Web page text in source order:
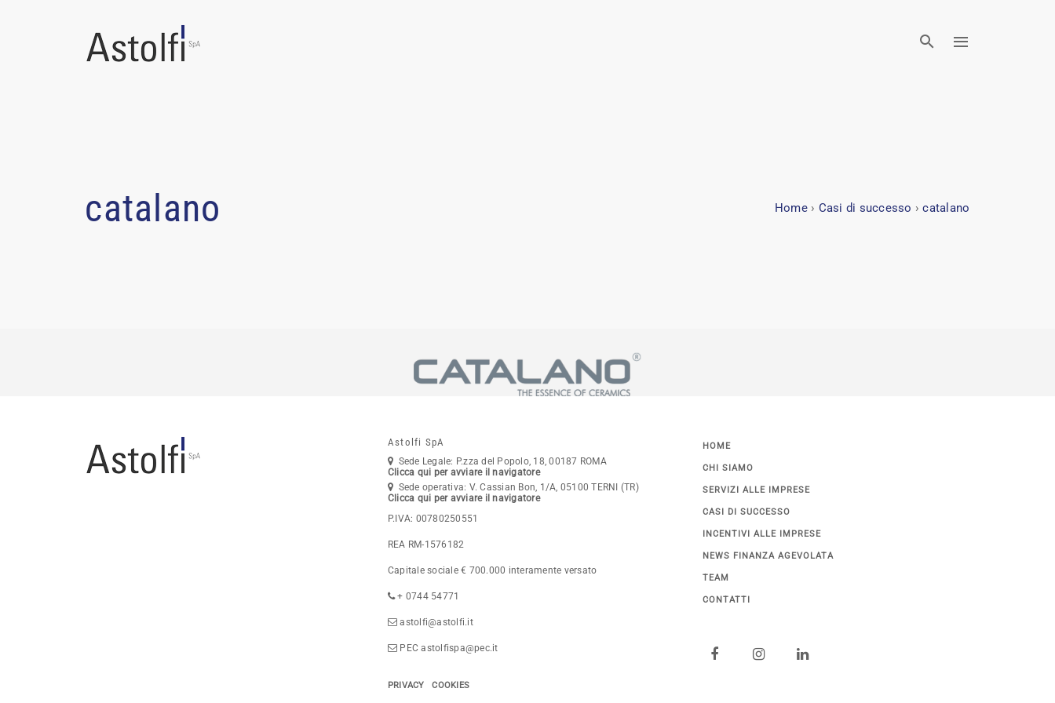
catalano Home › Casi di successo › catalano
Astolfi SpA
Sede Legale: P.zza del Popolo, 18, 00187 ROMA
Clicca qui per avviare il navigatore
Sede operativa: V. Cassian Bon, 1/A, 05100 TERNI (TR)
Clicca qui per avviare il navigatore
P.IVA: 00780250551
REA RM-1576182
Capitale sociale € 700.000 interamente versato
+ 0744 54771
astolfi@astolfi.it
PEC astolfispa@pec.it
PRIVACY COOKIES
HOME
CHI SIAMO
SERVIZI ALLE IMPRESE
CASI DI SUCCESSO
INCENTIVI ALLE IMPRESE
NEWS FINANZA AGEVOLATA
TEAM
CONTATTI